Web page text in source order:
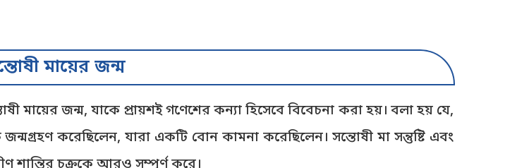
মায়ের জন্ম
মায়ের জন্ম, যাকে প্রায়শই গণেশের কন্যা হিসেবে বিবেচনা করা হয়। বলা হয় যে,
করেছিলেন, যারা একটি বোন কামনা করেছিলেন। সন্তোষী মা সন্তুষ্টি এবং